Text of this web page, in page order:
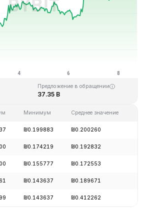
GMT+0 2026-08-08
₪0.019253
Предложение в обращении
37.35 B
Минимум Среднее значение
₪0.199883 ₪0.200260
₪0.174219 ₪0.192832
₪0.155777 ₪0.172553
₪0.143637 ₪0.189671
₪0.143637 ₪0.412262